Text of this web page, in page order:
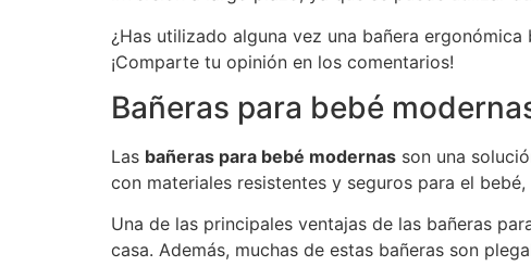
¿Has utilizado alguna vez una bañera
¡Comparte tu opinión en los comentarios!
Bañeras para bebé
Las bañeras para bebé modernas son una
con materiales resistentes y seguros para el
Una de las principales ventajas de las bañeras
casa. Además, muchas de estas bañeras son